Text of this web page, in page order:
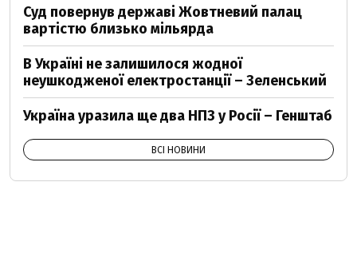
Суд повернув державі Жовтневий палац
вартістю близько мільярда
В Україні не залишилося жодної
неушкодженої електростанції – Зеленський
Україна уразила ще два НПЗ у Росії – Генштаб
ВСІ НОВИНИ